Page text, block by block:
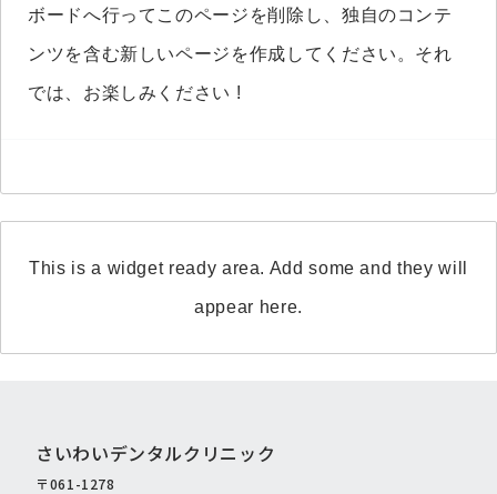
ボードへ行ってこのページを削除し、独自のコンテ
ンツを含む新しいページを作成してください。それ
では、お楽しみください !
This is a widget ready area. Add some and they will
appear here.
さいわいデンタルクリニック
〒061-1278